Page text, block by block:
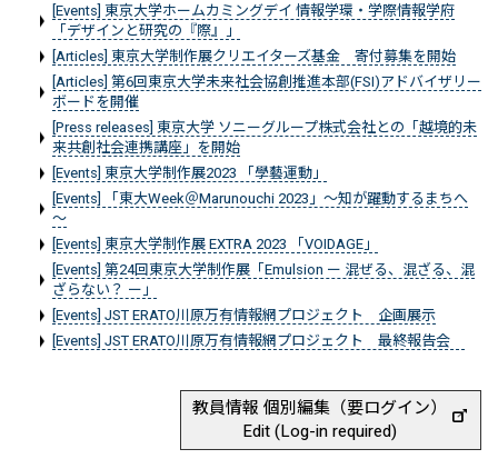
[Events] 東京大学ホームカミングデイ 情報学環・学際情報学府
「デザインと研究の『際』」
[Articles] 東京大学制作展クリエイターズ基金 寄付募集を開始
[Articles] 第6回東京大学未来社会協創推進本部(FSI)アドバイザリー
ボードを開催
[Press releases] 東京大学 ソニーグループ株式会社との「越境的未
来共創社会連携講座」を開始
[Events] 東京大学制作展2023 「學藝運動」
[Events] 「東大Week＠Marunouchi 2023」～知が躍動するまちへ
～
[Events] 東京大学制作展 EXTRA 2023 「VOIDAGE」
[Events] 第24回東京大学制作展「Emulsion ー 混ぜる、混ざる、混
ざらない？ ー」
[Events] JST ERATO川原万有情報網プロジェクト 企画展示
[Events] JST ERATO川原万有情報網プロジェクト 最終報告会
教員情報 個別編集（要ログイン）
Edit (Log-in required)